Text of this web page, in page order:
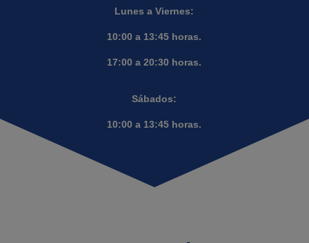
Lunes a Viernes:
10:00 a 13:45 horas.
17:00 a 20:30 horas.
Sábados:
10:00 a 13:45 horas.